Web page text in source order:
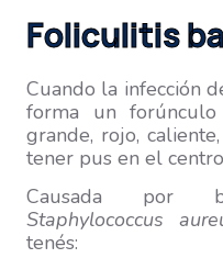
Foliculitis
Cuando la infección
forma un
grande, rojo,
tener pus en el
Causada por
Staphylococcus
tenés: